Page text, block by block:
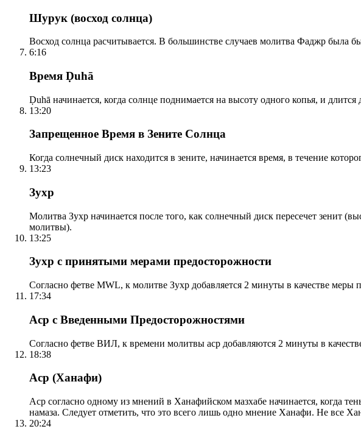
Шурук (восход солнца)
Восход солнца расчитывается. В большинстве случаев молитва Фаджр была
6:16
Время Ḍuhā
Ḍuhā начинается, когда солнце поднимается на высоту одного копья, и
13:20
Запрещенное Время в Зените Солнца
Когда солнечный диск находится в зените, начинается время, в течение
13:23
Зухр
Молитва Зухр начинается после того, как солнечный диск пересечет зенит
молитвы).
13:25
Зухр с принятыми мерами предосторожности
Согласно фетве MWL, к молитве Зухр добавляется 2 минуты в качестве меры
17:34
Аср с Введенными Предосторожностями
Согласно фетве ВИЛ, к времени молитвы аср добавляются 2 минуты в
18:38
Аср (Ханафи)
Аср согласно одному из мнений в Ханафийском мазхабе начинается, когда
намаза. Следует отметить, что это всего лишь одно мнение Ханафи. Не все
20:24